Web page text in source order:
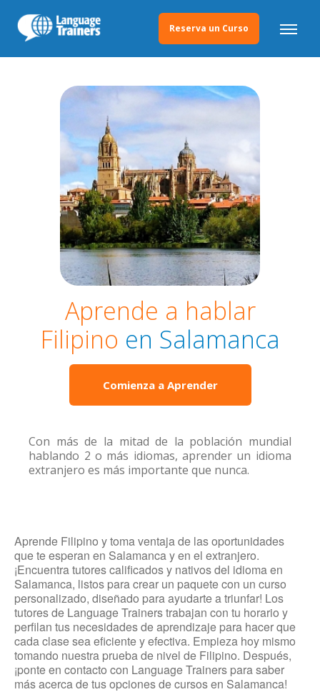
Reserva un Curso
Aprende a hablar
Filipino en Salamanca
Comienza a Aprender
Con más de la mitad de la población mundial
hablando 2 o más idiomas, aprender un idioma
extranjero es más importante que nunca.
Aprende Filipino y toma ventaja de las oportunidades
que te esperan en Salamanca y en el extranjero.
¡Encuentra tutores calificados y nativos del idioma en
Salamanca, listos para crear un paquete con un curso
personalizado, diseñado para ayudarte a triunfar! Los
tutores de Language Trainers trabajan con tu horario y
perfilan tus necesidades de aprendizaje para hacer que
cada clase sea eficiente y efectiva. Empieza hoy mismo
tomando nuestra prueba de nivel de Filipino. Después,
¡ponte en contacto con Language Trainers para saber
más acerca de tus opciones de cursos en Salamanca!